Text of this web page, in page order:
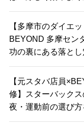
【多摩市のダイエ
BEYOND 多摩セン
功の裏にある落とし
【元スタバ店員
修】スターバック
夜・運動前の選び方